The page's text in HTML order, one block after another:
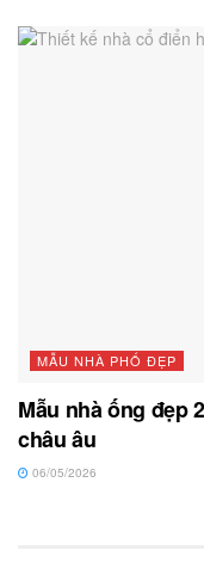
MẪU NHÀ PHỐ ĐẸP
Mẫu nhà ống đẹp
châu âu
06/05/2026